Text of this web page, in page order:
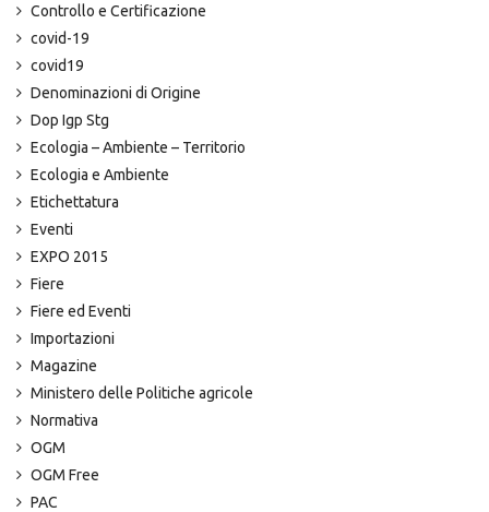
Controllo e Certificazione
covid-19
covid19
Denominazioni di Origine
Dop Igp Stg
Ecologia – Ambiente – Territorio
Ecologia e Ambiente
Etichettatura
Eventi
EXPO 2015
Fiere
Fiere ed Eventi
Importazioni
Magazine
Ministero delle Politiche agricole
Normativa
OGM
OGM Free
PAC